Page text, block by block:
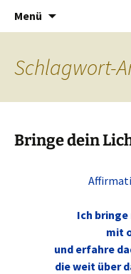
Mein Licht in
Menü
Schlagwort-
Bringe dein
Ich bringe
mit
und erfahre
die weit über